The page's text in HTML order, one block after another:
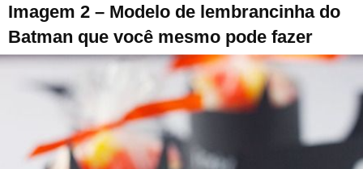
Imagem 2 – Modelo de lembrancinha do
Batman que você mesmo pode fazer